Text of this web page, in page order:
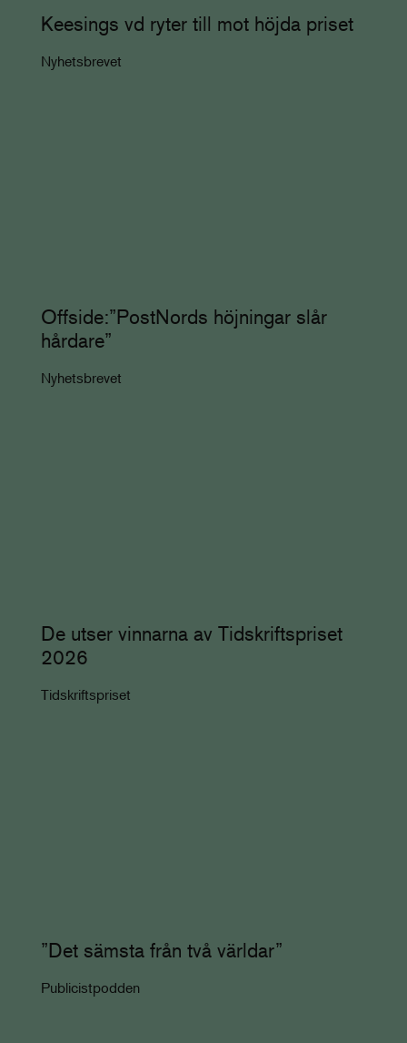
Keesings vd ryter till mot höjda priset
Nyhetsbrevet
Offside:”PostNords höjningar slår
hårdare”
Nyhetsbrevet
De utser vinnarna av Tidskriftspriset
2026
Tidskriftspriset
”Det sämsta från två världar”
Publicistpodden